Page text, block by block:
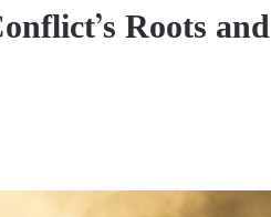
Roots and